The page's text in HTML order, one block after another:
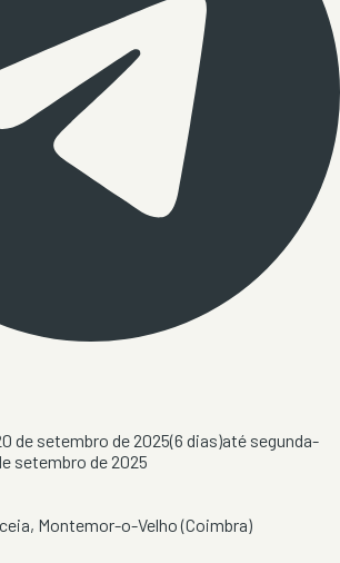
de setembro de 2025(6 dias)até segunda-
setembro de 2025
, Montemor-o-Velho(Coimbra)